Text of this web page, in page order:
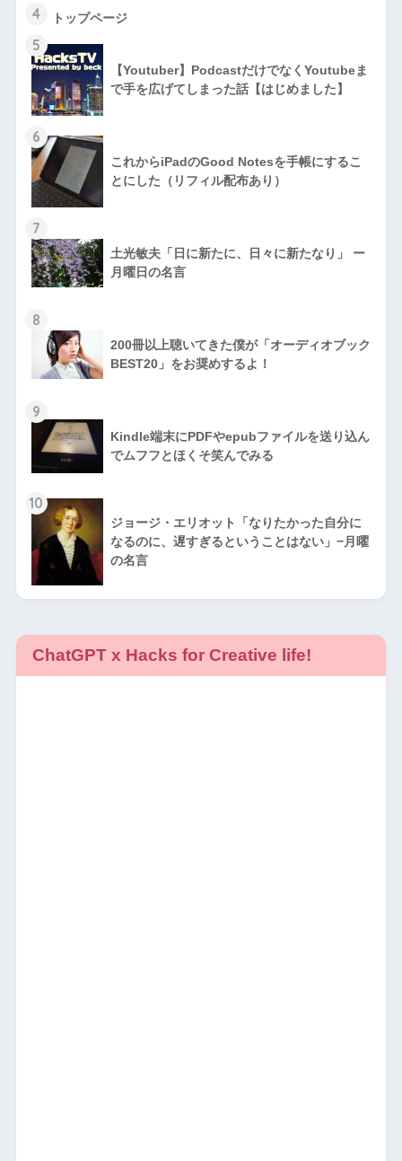
4 トップページ
5
【Youtuber】PodcastだけでなくYoutubeま
で手を広げてしまった話【はじめました】
6
これからiPadのGood Notesを手帳にするこ
とにした（リフィル配布あり）
7
土光敏夫「日に新たに、日々に新たなり」 ー
月曜日の名言
8
200冊以上聴いてきた僕が「オーディオブック
BEST20」をお奨めするよ！
9
Kindle端末にPDFやepubファイルを送り込ん
でムフフとほくそ笑んでみる
10
ジョージ・エリオット「なりたかった自分に
なるのに、遅すぎるということはない」−月曜
の名言
ChatGPT x Hacks for Creative life!